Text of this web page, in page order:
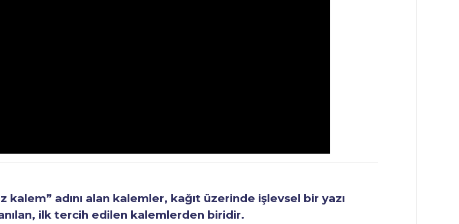
adını alan kalemler, kağıt üzerinde işlevsel bir yazı
ilk tercih edilen kalemlerden biridir.